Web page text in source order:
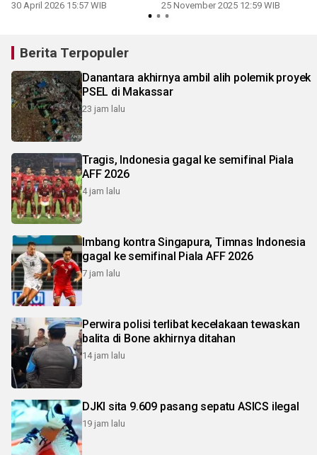
30 April 2026 15:57 WIB 25 November 2025 12:59 WIB
Berita Terpopuler
Danantara akhirnya ambil alih polemik proyek
PSEL di Makassar
23 jam lalu
Tragis, Indonesia gagal ke semifinal Piala
AFF 2026
4 jam lalu
Imbang kontra Singapura, Timnas Indonesia
gagal ke semifinal Piala AFF 2026
7 jam lalu
Perwira polisi terlibat kecelakaan tewaskan
balita di Bone akhirnya ditahan
14 jam lalu
DJKI sita 9.609 pasang sepatu ASICS ilegal
19 jam lalu